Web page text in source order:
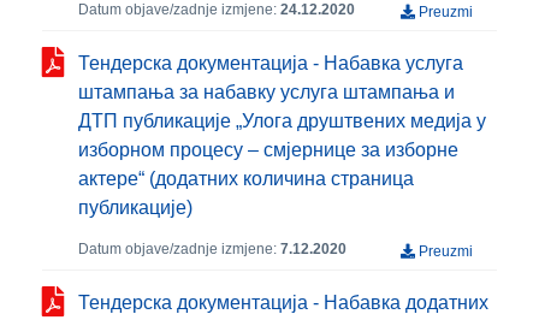
Datum objave/zadnje izmjene: 24.12.2020 Preuzmi
Тендерска документација - Набавка услуга
штампања за набавку услуга штампања и
ДТП публикације „Улога друштвених медија у
изборном процесу – смјернице за изборне
актере“ (додатних количина страница
публикације)
Datum objave/zadnje izmjene: 7.12.2020 Preuzmi
Тендерска документација - Набавка додатних